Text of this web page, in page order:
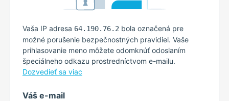
Vaša IP adresa 64.190.76.2 bola označená pre
možné porušenie bezpečnostných pravidiel. Vaše
prihlasovanie meno môžete odomknúť odoslaním
špeciálneho odkazu prostredníctvom e-mailu.
Dozvedieť sa viac
Váš e-mail